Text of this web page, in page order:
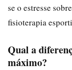
se o estresse
fisioterapia
Qual a
máximo?